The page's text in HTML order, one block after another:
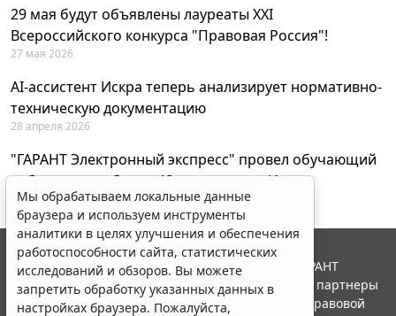
29 мая будут объявлены лауреаты XXI
Всероссийского конкурса "Правовая Россия"!
27 мая 2026
AI-ассистент Искра теперь анализирует нормативно-
техническую документацию
28 апреля 2026
"ГАРАНТ Электронный экспресс" провел обучающий
вебинар по работе с AI-ассистентом Искра
23 апреля 2026
Мы обрабатываем локальные данные
браузера и используем инструменты
аналитики в целях улучшения и обеспечения
работоспособности сайта, статистических
исследований и обзоров. Вы можете
запретить обработку указанных данных в
настройках браузера. Пожалуйста,
© ООО "НПП "ГАРАНТ-СЕРВИС", 2026. Система ГАРАНТ
выпускается с 1990 года. Компания "Гарант" и ее партнеры
являются участниками Российской ассоциации правовой